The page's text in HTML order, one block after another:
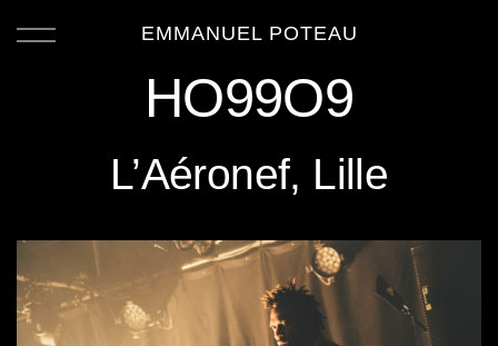
EMMANUEL POTEAU
HO99O9
L’Aéronef, Lille